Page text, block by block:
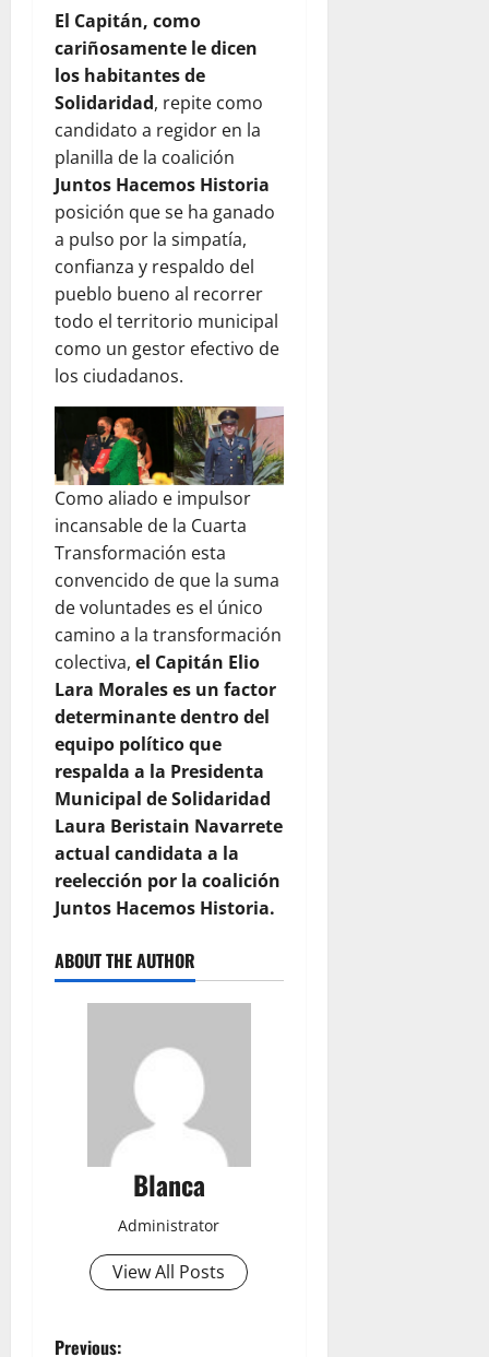
El Capitán, como
cariñosamente le dicen
los habitantes de
Solidaridad, repite como
candidato a regidor en la
planilla de la coalición
Juntos Hacemos Historia
posición que se ha ganado
a pulso por la simpatía,
confianza y respaldo del
pueblo bueno al recorrer
todo el territorio municipal
como un gestor efectivo de
los ciudadanos.
Como aliado e impulsor
incansable de la Cuarta
Transformación esta
convencido de que la suma
de voluntades es el único
camino a la transformación
colectiva, el Capitán Elio
Lara Morales es un factor
determinante dentro del
equipo político que
respalda a la Presidenta
Municipal de Solidaridad
Laura Beristain Navarrete
actual candidata a la
reelección por la coalición
Juntos Hacemos Historia.
ABOUT THE AUTHOR
Blanca
Administrator
View All Posts
Previous: